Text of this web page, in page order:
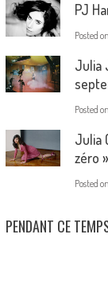
PJ
Posted on
Julia
Posted on
Julia
zéro »
Posted on
PENDANT CE